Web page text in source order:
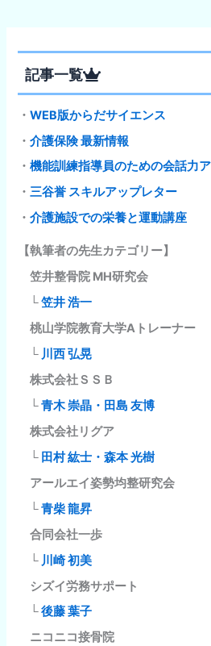
記事一覧
・WEB版からだサイエンス
・介護保険 最新情報
・機能訓練指導員のための会話力
・三谷誉 スキルアップレター
・介護施設での栄養と運動講座
【執筆者の先生カテゴリー】
笠井整骨院 MH研究会
└笠井 浩一
桃山学院教育大学Aトレーナー
└ 川西 弘晃
株式会社ＳＳＢ
└青木 崇晶・田島 友博
株式会社リグア
└ 田村 紘士・森本 光樹
アールエイ姿勢均整研究会
└青柴 龍昇
合同会社一歩
└ 川崎 初美
シズイ労務サポート
└後藤 葉子
ニコニコ接骨院